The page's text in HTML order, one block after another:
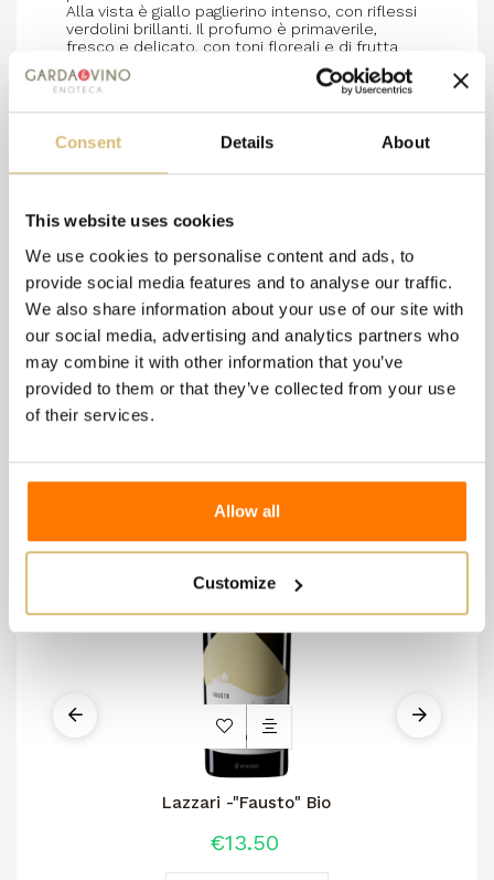
Consent Details About
This website uses cookies
We use cookies to personalise content and ads, to
provide social media features and to analyse our traffic.
We also share information about your use of our site with
our social media, advertising and analytics partners who
may combine it with other information that you’ve
provided to them or that they’ve collected from your use
of their services.
Allow all
Customize
Alla vista è giallo paglierino intenso, con riflessi
verdolini brillanti. Il profumo è primaverile,
fresco e delicato, con toni floreali e di frutta
esotica. In bocca è armonico, vellutato e
marcatamente aromatico, con leggera vena
salina e lieve retrogusto ammandorlato.
ب ottimo con carni bianche e pesce di lago,
particolarmente indicato per piatti a base di
carciofi e asparagi, e assai gradevole come
aperitivo.
carciofi e asparagi, e assai gradevole
8 other products in the
same category:
Lazzari -"Fausto" Bio
€13.50